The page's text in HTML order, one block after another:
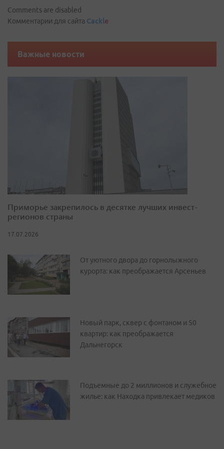
Comments are disabled
Комментарии для сайта Cackle
Важные новости
Приморье закрепилось в десятке лучших инвест-
регионов страны
17.07.2026
От уютного двора до горнолыжного
курорта: как преображается Арсеньев
Новый парк, сквер с фонтаном и 50
квартир: как преображается
Дальнегорск
Подъемные до 2 миллионов и служебное
жилье: как Находка привлекает медиков